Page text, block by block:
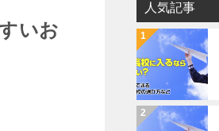
いお
人気記事